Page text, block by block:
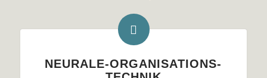
NEURALE-ORGANISATIONS-